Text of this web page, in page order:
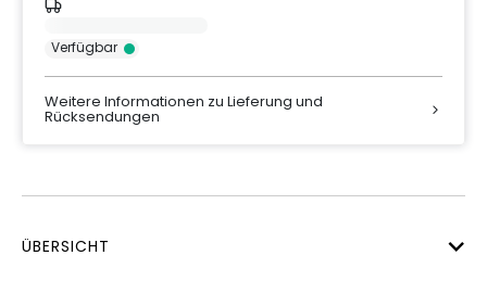
Verfügbar
Weitere Informationen zu Lieferung und
Rücksendungen
ÜBERSICHT